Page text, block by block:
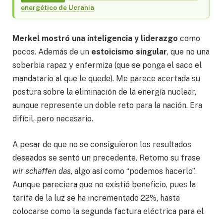
energético de Ucrania
Merkel mostró una inteligencia y liderazgo como
pocos. Además de un estoicismo singular, que no una
soberbia rapaz y enfermiza (que se ponga el saco el
mandatario al que le quede). Me parece acertada su
postura sobre la eliminación de la energía nuclear,
aunque represente un doble reto para la nación. Era
difícil, pero necesario.
A pesar de que no se consiguieron los resultados
deseados se sentó un precedente. Retomo su frase
wir schaffen das, algo así como “podemos hacerlo”.
Aunque pareciera que no existió beneficio, pues la
tarifa de la luz se ha incrementado 22%, hasta
colocarse como la segunda factura eléctrica para el